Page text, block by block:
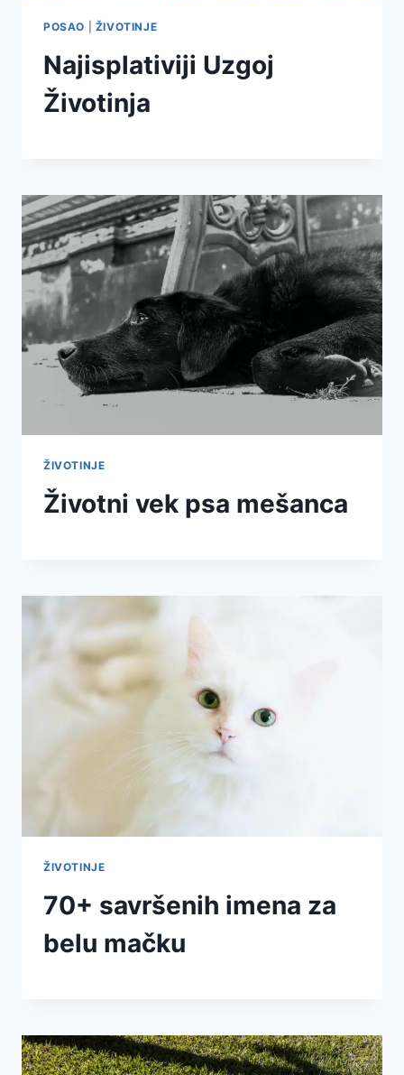
POSAO ŽIVOTINJE
Najisplativiji Uzgoj
Životinja
ŽIVOTINJE
Životni vek psa mešanca
ŽIVOTINJE
70+ savršenih imena za
belu mačku